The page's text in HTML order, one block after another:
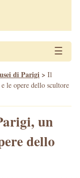
☰
di Parigi > Il
le opere dello scultore
un
dello